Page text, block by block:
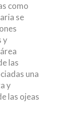
como
se
y
las
una
y
las ojeas